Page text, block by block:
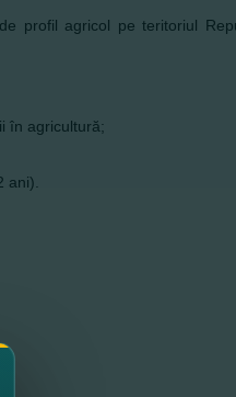
profil agricol pe teritoriul
în agricultură;
ani).